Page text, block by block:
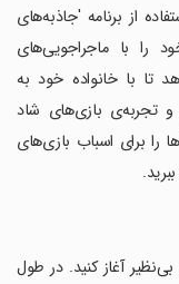
از برنامه 'جاذبه‌های
را با ماجراجویی‌های
تا با خانواده خود به
تجربه‌ی بازی‌های شاد
را برای اسباب بازی‌های
آغاز کنید. در طول